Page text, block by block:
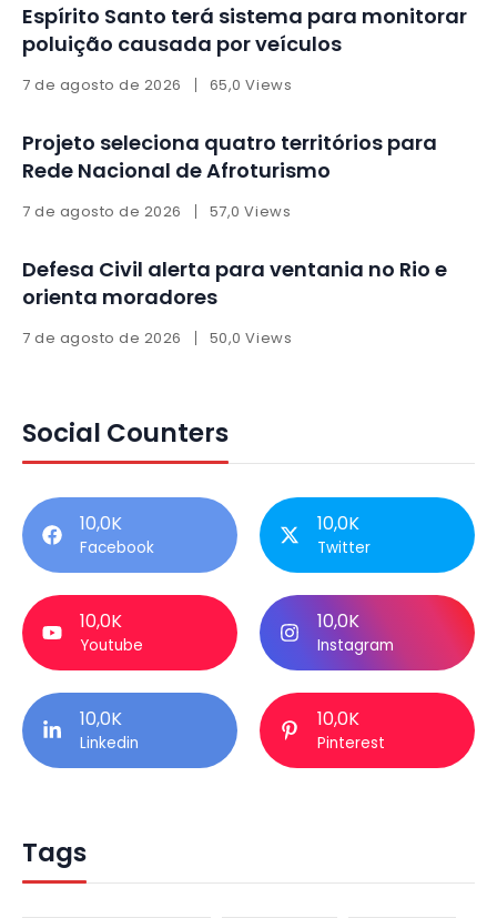
Espírito Santo terá sistema para monitorar
poluição causada por veículos
7 de agosto de 2026 65,0 Views
Projeto seleciona quatro territórios para
Rede Nacional de Afroturismo
7 de agosto de 2026 57,0 Views
Defesa Civil alerta para ventania no Rio e
orienta moradores
7 de agosto de 2026 50,0 Views
Social Counters
10,0K
Facebook
10,0K
Twitter
10,0K
Youtube
10,0K
Instagram
10,0K
Linkedin
10,0K
Pinterest
Tags